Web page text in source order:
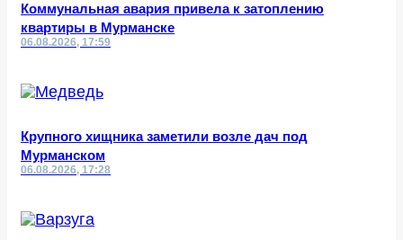
Коммунальная авария привела к затоплению
квартиры в Мурманске
06.08.2026, 17:59
Крупного хищника заметили возле дач под
Мурманском
06.08.2026, 17:28